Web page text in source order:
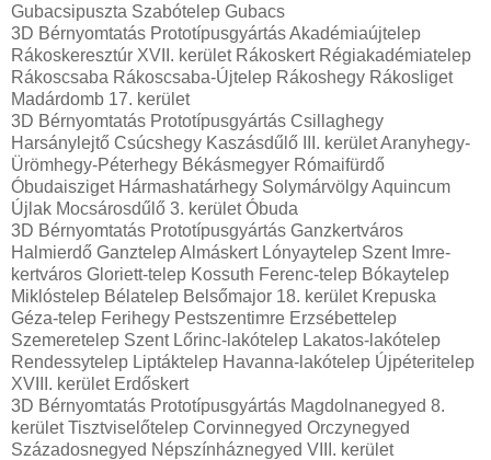
Gubacsipuszta Szabótelep Gubacs
3D Bérnyomtatás Prototípusgyártás Akadémiaújtelep
Rákoskeresztúr XVII. kerület Rákoskert Régiakadémiatelep
Rákoscsaba Rákoscsaba-Újtelep Rákoshegy Rákosliget
Madárdomb 17. kerület
3D Bérnyomtatás Prototípusgyártás Csillaghegy
Harsánylejtő Csúcshegy Kaszásdűlő III. kerület Aranyhegy-
Ürömhegy-Péterhegy Békásmegyer Rómaifürdő
Óbudaisziget Hármashatárhegy Solymárvölgy Aquincum
Újlak Mocsárosdűlő 3. kerület Óbuda
3D Bérnyomtatás Prototípusgyártás Ganzkertváros
Halmierdő Ganztelep Almáskert Lónyaytelep Szent Imre-
kertváros Gloriett-telep Kossuth Ferenc-telep Bókaytelep
Miklóstelep Bélatelep Belsőmajor 18. kerület Krepuska
Géza-telep Ferihegy Pestszentimre Erzsébettelep
Szemeretelep Szent Lőrinc-lakótelep Lakatos-lakótelep
Rendessytelep Liptáktelep Havanna-lakótelep Újpéteritelep
XVIII. kerület Erdőskert
3D Bérnyomtatás Prototípusgyártás Magdolnanegyed 8.
kerület Tisztviselőtelep Corvinnegyed Orczynegyed
Századosnegyed Népszínháznegyed VIII. kerület